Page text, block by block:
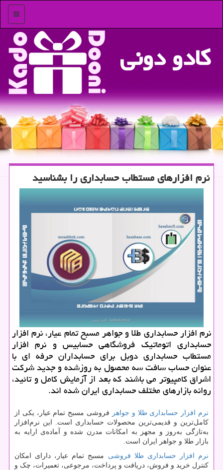
منو
كادو دونی
نرم افزارهای مستطاب حسابداری را بشناسید
نرم افزار حسابداری طلا و جواهر مسبح تمام عیار، نرم افزار
حسابداری اتوماتیك فروشگاهی حسابیس و نرم افزار
مستطاب حسابداری دوبل برای حسابداران حرفه ای با
عنوان حساب سافت سه محصول به روزشده و جدید شركت
اشراق كامپیوتر می باشند كه بعد از آزمایش كامل و تائید،
روانه بازارهای مختلف حسابداری ایران شده اند.
نرم افزار حسابداری طلا و جواهر
فروشی مسبح تمام عیار، یکی از
کامل‌ترین و قدیمی‌ترین محصولات حسابداری است. این نرم‌افزار
به‌تازگی به‌روز و مجهز به امکانات مدرن شده و آماده‌ی ارایه به
بازار طلا و جواهر ایران است.
نرم افزار حسابداری طلا فروشی مسبح تمام عیار، دارای امکان
کنترل خرید و فروش، دریافت و پرداخت، مرجوعی، تعمیرات، چک و